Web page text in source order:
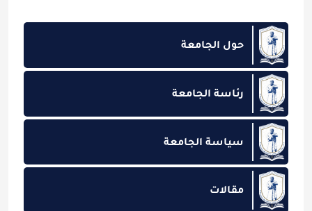
حول الجامعة
رئاسة الجامعة
سياسة الجامعة
مقالات